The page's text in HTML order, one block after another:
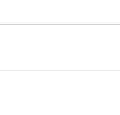
總說只是小點心、一點點